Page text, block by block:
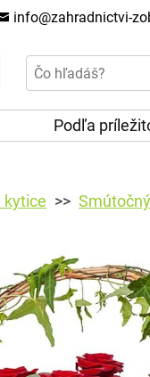
info@zahradnictvi-
Podľa
kytice